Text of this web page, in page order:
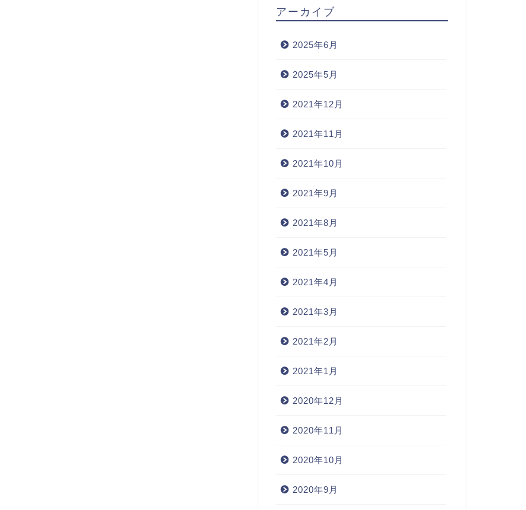
アーカイブ
2025年6月
2025年5月
2021年12月
2021年11月
2021年10月
2021年9月
2021年8月
2021年5月
2021年4月
2021年3月
2021年2月
2021年1月
2020年12月
2020年11月
2020年10月
2020年9月